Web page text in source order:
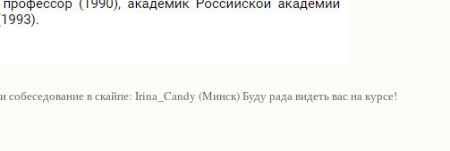
в скайпе: Irina_Candy (Минск) Буду рада видеть вас на курсе!